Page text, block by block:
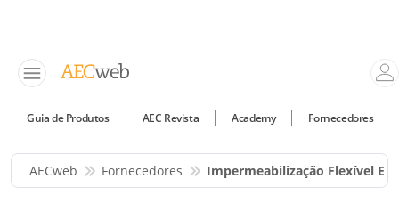
Guia de Produtos AEC Revista Academy Fornecedores
AECweb Fornecedores Impermeabilização Flexível E